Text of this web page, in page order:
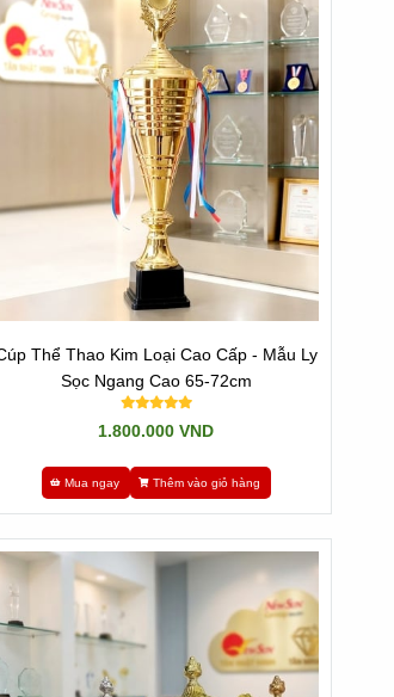
Thể Thao Kim Loại Cao Cấp - Mẫu Ly
Sọc Ngang Cao 65-72cm
1.800.000 VND
Mua ngay Thêm vào giỏ hàng